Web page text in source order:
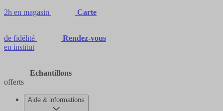
2h en magasin Carte
de fidélité
Rendez-vous
en institut
Echantillons
offerts
Aide & informations